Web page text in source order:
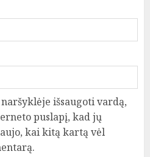
išsaugoti vardą,
puslapį, kad jų
kai kitą kartą vėl